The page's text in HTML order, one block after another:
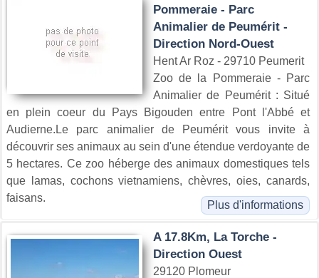
Pommeraie - Parc
Animalier de Peumérit -
Direction Nord-Ouest
Hent Ar Roz - 29710 Peumerit
Zoo de la Pommeraie - Parc
Animalier de Peumérit : Situé
en plein coeur du Pays Bigouden entre Pont l'Abbé et
Audierne.Le parc animalier de Peumérit vous invite à
découvrir ses animaux au sein d'une étendue verdoyante de
5 hectares. Ce zoo héberge des animaux domestiques tels
que lamas, cochons vietnamiens, chèvres, oies, canards,
faisans.
Plus d'informations
A 17.8Km, La Torche -
Direction Ouest
29120 Plomeur